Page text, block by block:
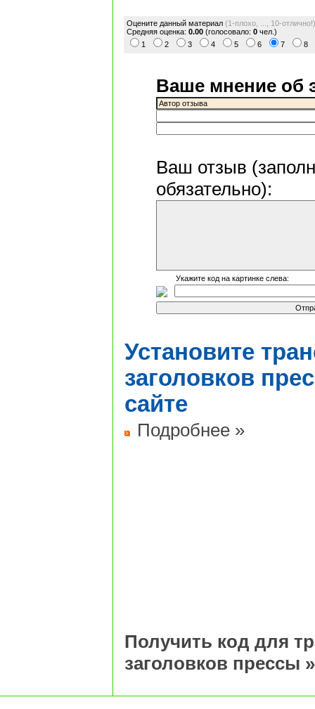
Оцените данный материал (1-плохо, ..., 10-отлично!)
Средняя оценка: 0.00 (голосовало: 0 чел.)
1
2 3 4 5 6 7 8
Ваше мнение об
Ваш отзыв
обязательно):
Укажите код на картинке слева:
Установите
заголовков
сайте
Подробнее »
Получить код для
заголовков прессы »